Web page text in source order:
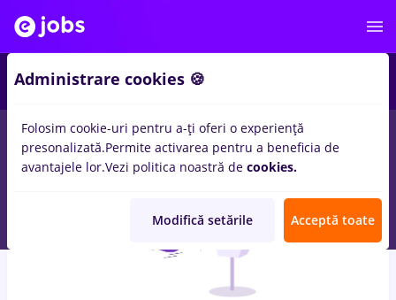
locuri de muncabiochimist in Banci, Medicina / Sanatate
Administrare cookies 🍪
Folosim cookie-uri pentru a-ți oferi o experiență
presonalizată.Permite activarea pentru a beneficia de
avantajele lor.Vezi politica noastră de cookies.
Modifică setările Acceptă toate